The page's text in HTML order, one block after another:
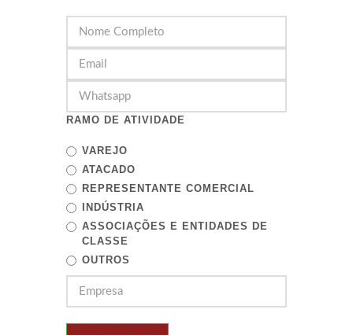
RAMO DE ATIVIDADE
VAREJO
ATACADO
REPRESENTANTE COMERCIAL
INDÚSTRIA
ASSOCIAÇÕES E ENTIDADES DE
CLASSE
OUTROS